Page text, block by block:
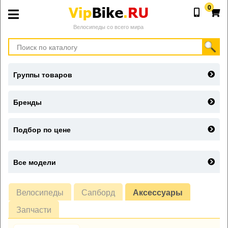
Велосипеды со всего мира
0
Велосипеды Сапборд
Аксессуары
Запчасти
Группы товаров
Бренды
Подбор по цене
Все модели